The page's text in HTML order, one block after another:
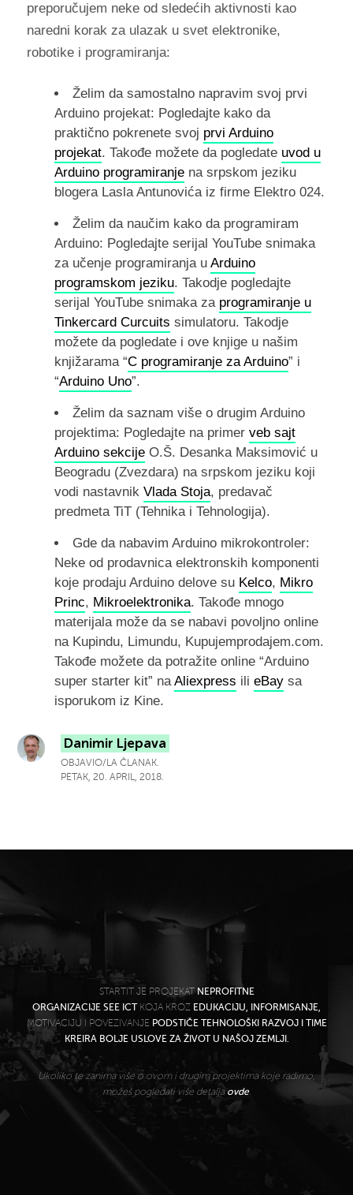
preporučujem neke od sledećih aktivnosti kao
naredni korak za ulazak u svet elektronike,
robotike i programiranja:
Želim da samostalno napravim svoj prvi
Arduino projekat: Pogledajte kako da
praktično pokrenete svoj prvi Arduino
projekat. Takođe možete da pogledate uvod u
Arduino programiranjena srpskom jeziku
blogera Lasla Antunovića iz firme Elektro 024.
Želim da naučim kako da programiram
Arduino: Pogledajte serijal YouTube snimaka
za učenje programiranja u Arduino
programskom jeziku. Takodje pogledajte
serijal YouTube snimaka za programiranje u
Tinkercard Curcuits simulatoru. Takodje
možete da pogledate i ove knjige u našim
knjižarama “C programiranje za Arduino” i
“Arduino Uno”.
Želim da saznam više o drugim Arduino
projektima: Pogledajte na primer veb sajt
Arduino sekcijeO.Š. Desanka Maksimović u
Beogradu (Zvezdara) na srpskom jeziku koji
vodi nastavnik Vlada Stoja, predavač
predmeta TiT (Tehnika i Tehnologija).
Gde da nabavim Arduino mikrokontroler:
Neke od prodavnica elektronskih komponenti
koje prodaju Arduino delove su Kelco, Mikro
Princ, Mikroelektronika. Takođe mnogo
materijala može da se nabavi povoljno online
na Kupindu, Limundu, Kupujemprodajem.com.
Takođe možete da potražite online “Arduino
super starter kit” naAliexpress ili eBaysa
isporukom iz Kine.
Danimir Ljepava
OBJAVIO/LA ČLANAK.
PETAK, 20. APRIL, 2018.
STARTIT JE PROJEKAT NEPROFITNE
ORGANIZACIJE SEE ICTKOJA KROZ EDUKACIJU, INFORMISANJE,
MOTIVACIJU I POVEZIVANJE PODSTIČE TEHNOLOŠKI RAZVOJ I TIME
KREIRA BOLJE USLOVE ZA ŽIVOT U NAŠOJ ZEMLJI.
Ukoliko te zanima više o ovom i drugim projektima koje radimo,
možeš pogledati više detalja ovde.